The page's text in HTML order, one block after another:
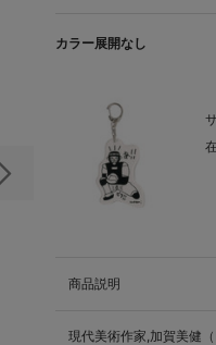
次の画像
カラー展開なし
商品説明
現代美術作家,加賀美健